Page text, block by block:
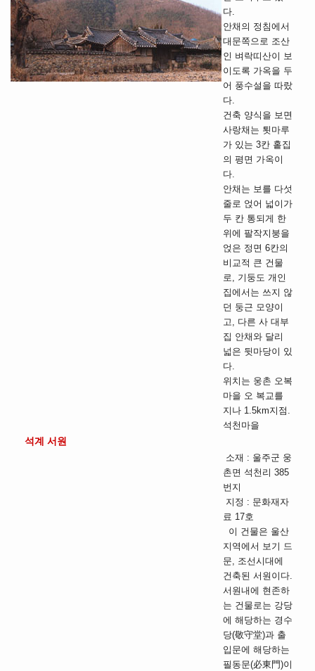
다.
안채의 정침에서
대문쪽으로 조산
인 벼락띠산이 보
이도록 가옥을 두
어 풍수설을 따랐
다.
건축 양식을 보면
사랑채는 툇마루
가 있는 3칸 홑집
의 평면 가옥이
다.
안채는 보를 다섯
줄로 얹어 넓이가
두 칸 통되게 한
위에 팔작지붕을
얹은 정면 6칸의
비교적 큰 건물
로, 기둥도 개인
집에서는 쓰지 않
던 둥근 모양이
고, 다른 사 대부
집 안채와 달리
넓은 뒷마당이 있
다.
위치는 웅촌 오복
마을 오 복교를
지나 1.5km지점.
석천마을
석계 서원
소재 : 울주군 웅
촌면 석천리 385
번지
지정 : 문화재자
료 17호
이 건물은 울산
지역에서 보기 드
문, 조선시대에
건축된 서원이다.
서원내에 현존하
는 건물로는 강당
에 해당하는 경수
당(敬守堂)과 출
입문에 해당하는
필동문(必東門)이